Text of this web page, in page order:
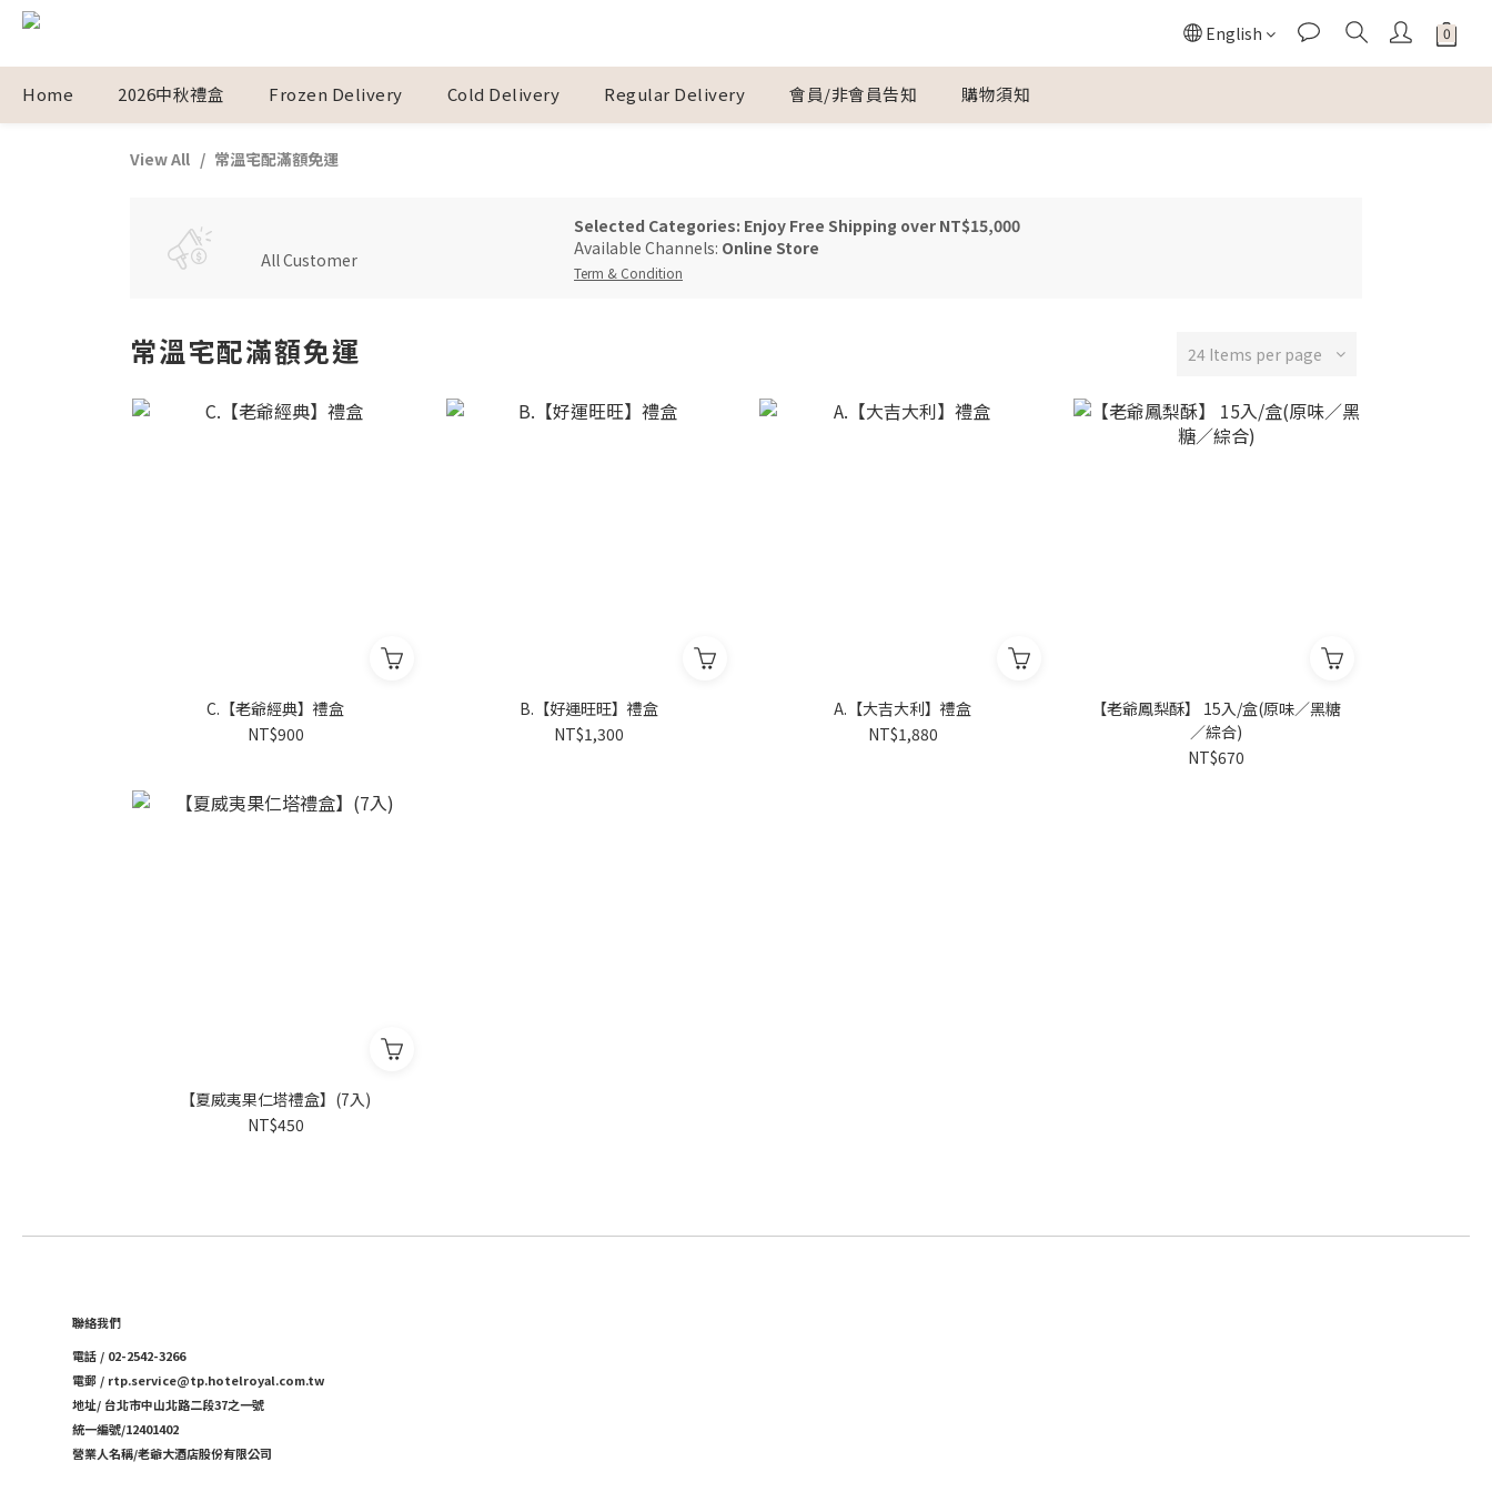
English
Home 2026中秋禮盒 Frozen Delivery Cold Delivery Regular Delivery 會員/非會員告知 購物須知
View All 常溫宅配滿額免運
All Customer
Selected Categories: Enjoy Free Shipping over NT$15,000
Available Channels: Online Store
Term & Condition
常溫宅配滿額免運 24 Items per page
C.【老爺經典】禮盒
NT$900
B.【好運旺旺】禮盒
NT$1,300
A.【大吉大利】禮盒
NT$1,880
【老爺鳳梨酥】 15入/盒(原味／黑糖
／綜合)
NT$670
【夏威夷果仁塔禮盒】(7入)
NT$450
聯絡我們
電話 / 02-2542-3266
電郵 / rtp.service@tp.hotelroyal.com.tw
地址/ 台北市中山北路二段37之一號
統一編號/12401402
營業人名稱/老爺大酒店股份有限公司